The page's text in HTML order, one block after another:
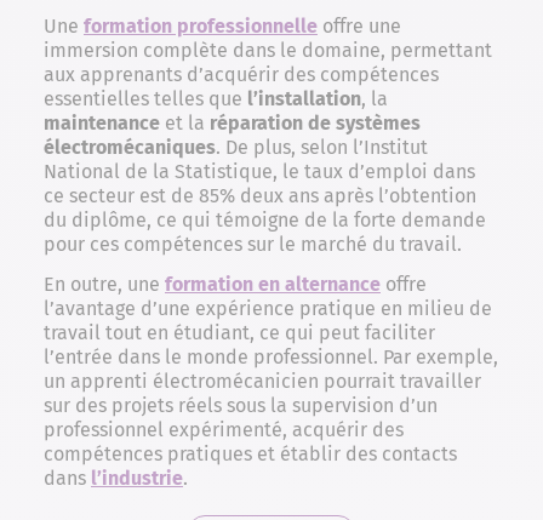
Une formation professionnelle offre une
immersion complète dans le domaine, permettant
aux apprenants d’acquérir des compétences
essentielles telles que l’installation, la
maintenance et la réparation de systèmes
électromécaniques. De plus, selon l’Institut
National de la Statistique, le taux d’emploi dans
ce secteur est de 85% deux ans après l’obtention
du diplôme, ce qui témoigne de la forte demande
pour ces compétences sur le marché du travail.
En outre, une formation en alternance offre
l’avantage d’une expérience pratique en milieu de
travail tout en étudiant, ce qui peut faciliter
l’entrée dans le monde professionnel. Par exemple,
un apprenti électromécanicien pourrait travailler
sur des projets réels sous la supervision d’un
professionnel expérimenté, acquérir des
compétences pratiques et établir des contacts
dans l’industrie.